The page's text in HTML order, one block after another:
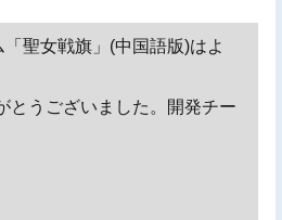
聖女戦旗」(中国語版)はよ
とうございました。開発チー